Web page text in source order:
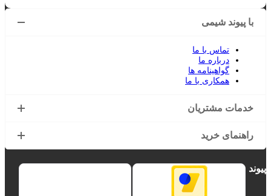
با پیوند شیمی
تماس با ما
درباره ما
گواهینامه ها
همکاری با ما
خدمات مشتریان
راهنمای خرید
پیوند